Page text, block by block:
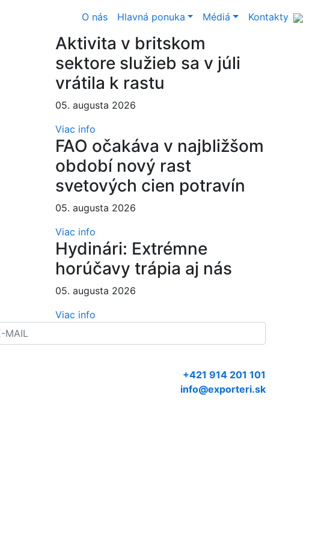
O nás Hlavná ponuka Médiá
Kontakty
Aktivita v britskom
sektore služieb sa v júli
vrátila k rastu
05. augusta 2026
Viac info
FAO očakáva v najbližšom
období nový rast
svetových cien potravín
05. augusta 2026
Viac info
Hydinári: Extrémne
horúčavy trápia aj nás
05. augusta 2026
Viac info
+421 914 201 101
info@exporteri.sk